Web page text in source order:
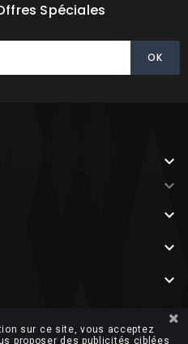
Spéciales





sur ce site, vous acceptez
proposer des publicités ciblées